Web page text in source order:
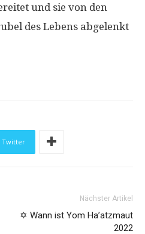
und sie von den
des Lebens abgelenkt
Twitter
Nächster Artikel
✡️ Wann ist Yom Ha’atzmaut
2022